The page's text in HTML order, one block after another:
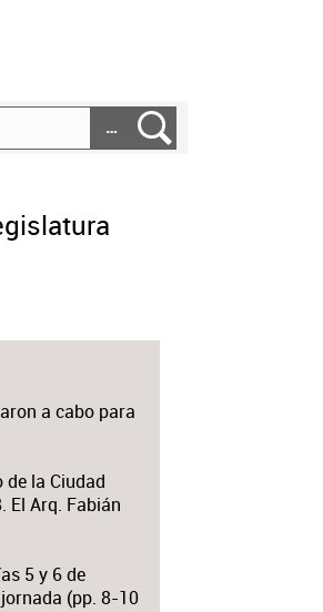
…
a cabo para
la Ciudad
El Arq. Fabián
5 y 6 de
(pp. 8-10